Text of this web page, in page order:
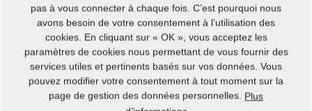
Code du produit : : m03222
pas à vous connecter à chaque fois. C’est pourquoi nous
avons besoin de votre consentement à l’utilisation des
cookies. En cliquant sur « OK », vous acceptez les
paramètres de cookies nous permettant de vous fournir des
services utiles et pertinents basés sur vos données. Vous
pouvez modifier votre consentement à tout moment sur la
page de gestion des données personnelles. Plus